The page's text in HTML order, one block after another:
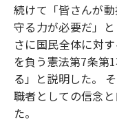
続けて「皆さんが
守る力が必要だ」
さに国民全体に対
を負う憲法第7条第
る」と説明した。
職者としての信念
た。